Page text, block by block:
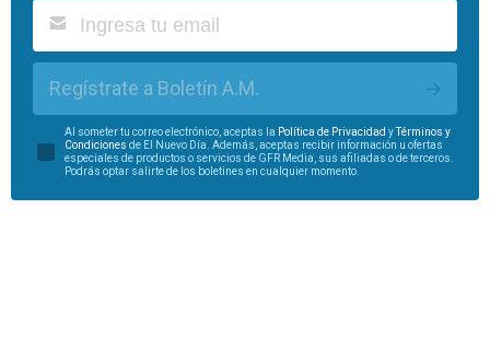
Regístrate a Boletín A.M.
Al someter tu correo electrónico, aceptas la Política de Privacidad yTérminos y
Condiciones de El Nuevo Día. Además, aceptas recibir información u ofertas
especiales de productos o servicios de GFR Media, sus afiliadas o de terceros.
Podrás optar salirte de los boletines en cualquier momento.